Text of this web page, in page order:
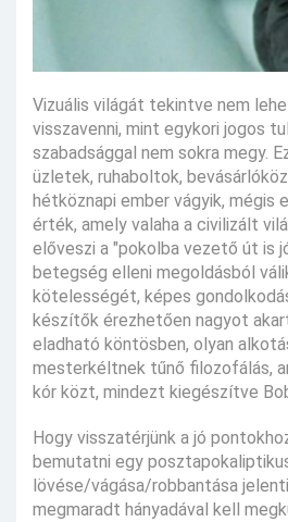
Vizuális világát tekintve nem
visszavenni, mint egykori jogos
szabadsággal nem sokra megy.
üzletek, ruhaboltok,
hétköznapi ember vágyik, mégis
érték, amely valaha a civilizált
előveszi a "pokolba vezető út is
betegség elleni megoldásból
kötelességét, képes
készítők érezhetően nagyot
eladható köntösben, olyan
mesterkéltnek tűnő filozofálás,
kór közt, mindezt kiegészítve
Hogy visszatérjünk a jó
bemutatni egy
lövése/vágása/robbantása
megmaradt hányadával kell